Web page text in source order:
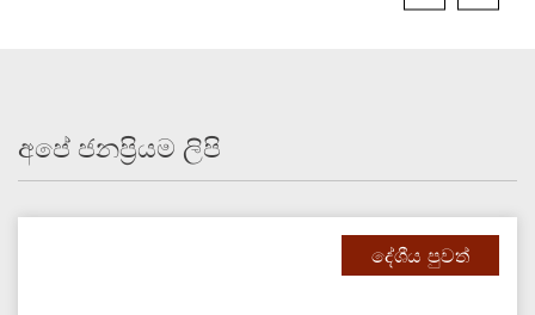
අපේ ජනප්‍රියම ලිපි
දේශීය පුවත්